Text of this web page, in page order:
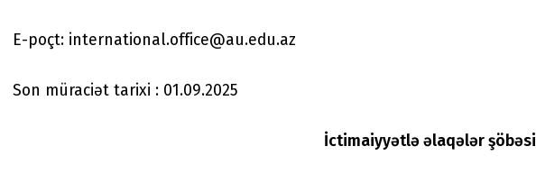
E-poçt: international.office@au.edu.az
Son müraciət tarixi : 01.09.2025
İctimaiyyətlə əlaqələr şöbəsi